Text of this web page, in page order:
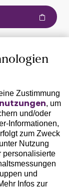
Zustimmung
, um
und/oder
Informationen,
zum Zweck
Nutzung
personalisierte
und
Infos zur